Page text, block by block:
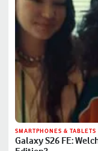
SMARTPHONES & TABLETS
Galaxy S26 FE: